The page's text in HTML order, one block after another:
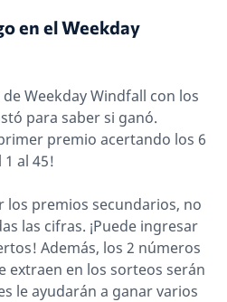
en el Weekday
Weekday Windfall con los
para saber si ganó.
premio acertando los 6
al 45!
los premios secundarios, no
las cifras. ¡Puede ingresar
Además, los 2 números
extraen en los sorteos serán
le ayudarán a ganar varios